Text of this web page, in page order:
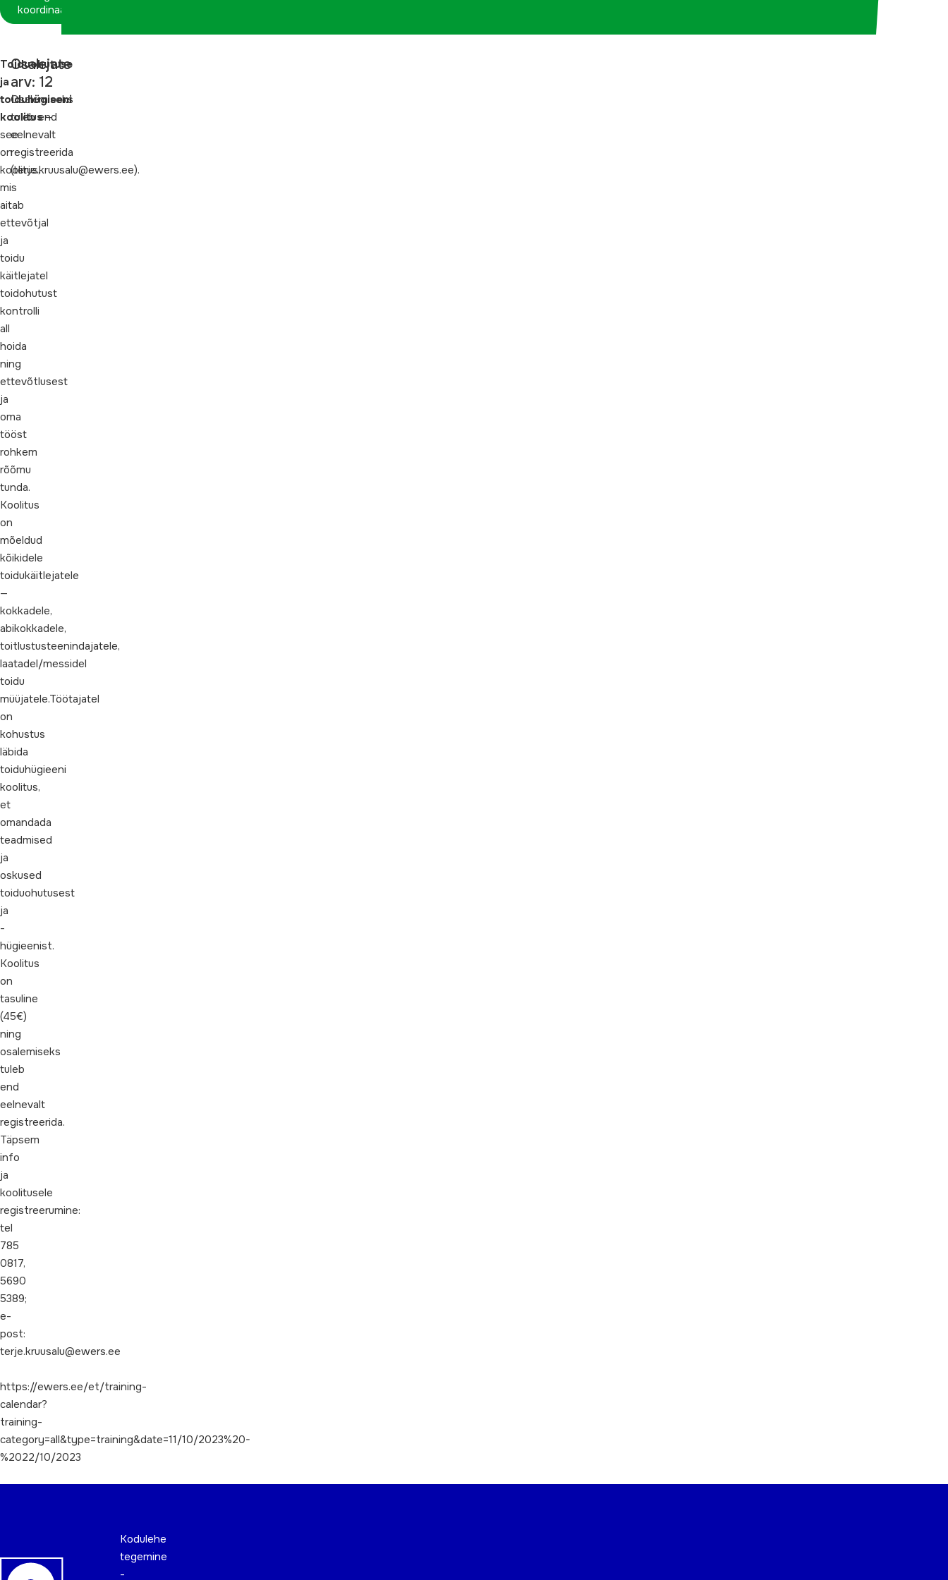
koordinaatorina
Toiduohutuse
ja
toiduhügieeni
koolitus—
see
on
koolitus,
mis
aitab
ettevõtjal
ja
toidu
käitlejatel
toidohutust
kontrolli
all
hoida
ning
ettevõtlusest
ja
oma
tööst
rohkem
rõõmu
tunda.
Koolitus
on
mõeldud
kõikidele
toidukäitlejatele
—
kokkadele,
abikokkadele,
toitlustusteenindajatele,
laatadel/messidel
toidu
müüjatele.Töötajatel
on
kohustus
läbida
toiduhügieeni
koolitus,
et
omandada
teadmised
ja
oskused
toiduohutusest
ja
-
hügieenist.
Koolitus
on
tasuline
(45€)
ning
osalemiseks
tuleb
end
eelnevalt
registreerida.
Täpsem
info
ja
koolitusele
registreerumine:
tel
785
0817,
5690
5389;
e-
post:
terje.kruusalu@ewers.ee
https://ewers.ee/et/training-
calendar?
training-
category=all&type=training&date=11/10/2023%20-
%2022/10/2023
Osalejate
arv: 12
Osalemiseks
tuleb end
eelnevalt
registreerida
(terje.kruusalu@ewers.ee).
Kodulehe
tegemine
-